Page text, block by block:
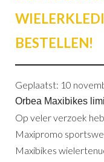
BESTELLEN!
Geplaatst: 10
Orbea Maxibikes
Op veler verzoek
Maxipromo
Maxibikes